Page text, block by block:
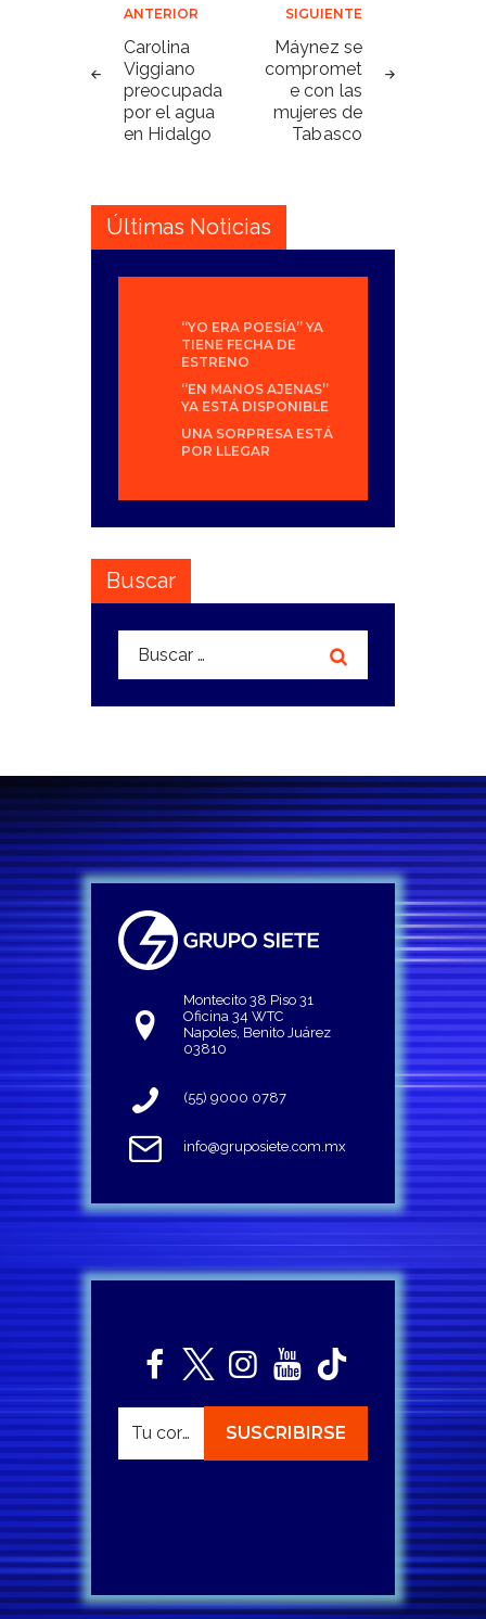
Navegación
de
entradas
ANTERIOR
Carolina
Viggiano
preocupada
por el agua
en Hidalgo
SIGUIENTE
Máynez se
compromet
e con las
mujeres de
Tabasco
Últimas Noticias
“YO ERA POESÍA” YA
TIENE FECHA DE
ESTRENO
“EN MANOS AJENAS”
YA ESTÁ DISPONIBLE
UNA SORPRESA ESTÁ
POR LLEGAR
Buscar
Buscar:
Montecito 38 Piso 31
Oficina 34 WTC
Napoles, Benito Juárez
03810
(55) 9000 0787
info@gruposiete.com.mx